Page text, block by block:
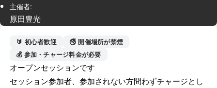
主催者:
原田豊光
🔰 初心者歓迎
🚭 開催場所が禁煙
💰 参加・チャージ料金が必要
オープンセッションです
セッション参加者、参加されない方問わずチャージとし